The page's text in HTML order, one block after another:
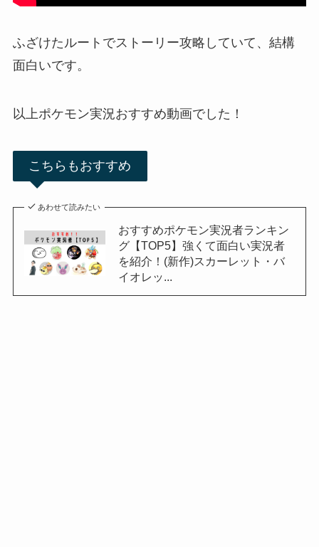
ふざけたルートでストーリー攻略していて、結構
面白いです。
以上ポケモン実況おすすめ動画でした！
こちらもおすすめ
あわせて読みたい
おすすめポケモン実況者ランキン
グ【TOP5】強くて面白い実況者
を紹介！(新作)スカーレット・バ
イオレッ...